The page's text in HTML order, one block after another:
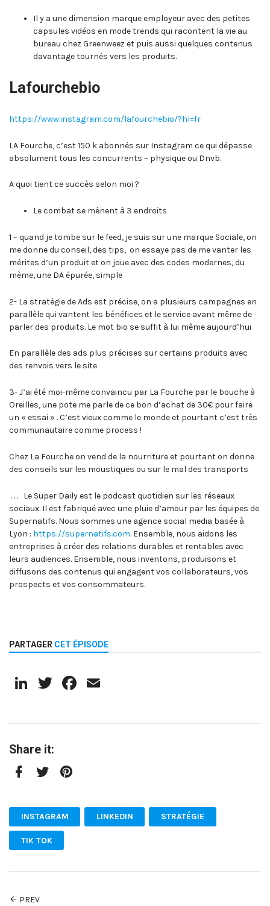
Il y a une dimension marque employeur avec des petites
capsules vidéos en mode trends qui racontent la vie au
bureau chez Greenweez et puis aussi quelques contenus
davantage tournés vers les produits.
Lafourchebio
https://www.instagram.com/lafourchebio/?hl=fr
LA Fourche, c’est 150 k abonnés sur Instagram ce qui dépasse
absolument tous les concurrents – physique ou Dnvb.
A quoi tient ce succès selon moi ?
Le combat se mènent à 3 endroits
1 – quand je tombe sur le feed, je suis sur une marque Sociale, on
me donne du conseil, des tips, on essaye pas de me vanter les
mérites d’un produit et on joue avec des codes modernes, du
mème, une DA épurée, simple
2- La stratégie de Ads est précise, on a plusieurs campagnes en
parallèle qui vantent les bénéfices et le service avant même de
parler des produits. Le mot bio se suffit à lui même aujourd’hui
En parallèle des ads plus précises sur certains produits avec
des renvois vers le site
3- J’ai été moi-même convaincu par La Fourche par le bouche à
Oreilles, une pote me parle de ce bon d’achat de 30€ pour faire
un « essai » . C’est vieux comme le monde et pourtant c’est très
communautaire comme process !
Chez La Fourche on vend de la nourriture et pourtant on donne
des conseils sur les moustiques ou sur le mal des transports
. . . Le Super Daily est le podcast quotidien sur les réseaux
sociaux. Il est fabriqué avec une pluie d’amour par les équipes de
Supernatifs. Nous sommes une agence social media basée à
Lyon : https://supernatifs.com. Ensemble, nous aidons les
entreprises à créer des relations durables et rentables avec
leurs audiences. Ensemble, nous inventons, produisons et
diffusons des contenus qui engagent vos collaborateurs, vos
prospects et vos consommateurs.
PARTAGER CET ÉPISODE
LinkedIn
TwitterFacebook
Share it:
INSTAGRAM LINKEDIN STRATÉGIE
TIK TOK
PREV